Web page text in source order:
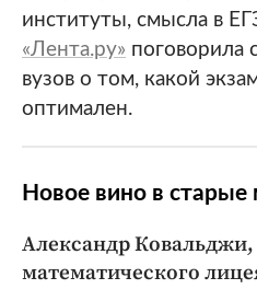
институты, смысла в
«Лента.ру» поговорила
вузов о том, какой
оптимален.
Новое вино в старые
Александр
математического